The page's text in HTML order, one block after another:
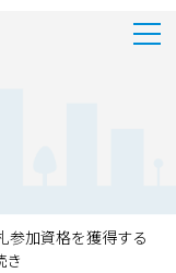
参加資格を獲得する
き